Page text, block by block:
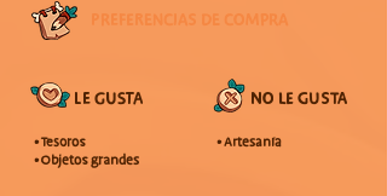
PREFERENCIAS DE COMPRA
LE GUSTA
• Tesoros
• Objetos grandes
NO LE GUSTA
• Artesanía